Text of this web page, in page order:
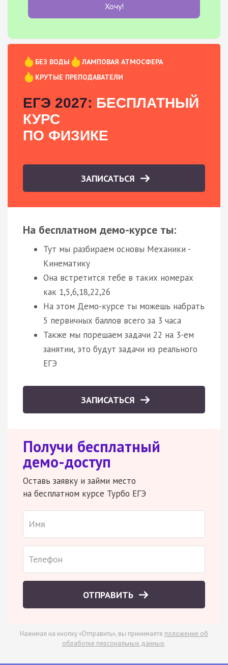
Хочу!
БЕЗ ВОДЫ
ЛАМПОВАЯ АТМОСФЕРА
КРУТЫЕ ПРЕПОДАВАТЕЛИ
ЕГЭ 2027: БЕСПЛАТНЫЙ
КУРС
ПО ФИЗИКЕ
ЗАПИСАТЬСЯ
На бесплатном демо-курсе ты:
Тут мы разбираем основы Механики -
Кинематику
Она встретится тебе в таких номерах
как 1,5,6,18,22,26
На этом Демо-курсе ты можешь набрать
5 первичных баллов всего за 3 часа
Также мы порешаем задачи 22 на 3-ем
занятии, это будут задачи из реального
ЕГЭ
ЗАПИСАТЬСЯ
Получи бесплатный
демо-доступ
Оставь заявку и займи место
на бесплатном курсе Турбо ЕГЭ
ОТПРАВИТЬ
Нажимая на кнопку «Отправить», вы принимаете положение об
обработке персональных данных.